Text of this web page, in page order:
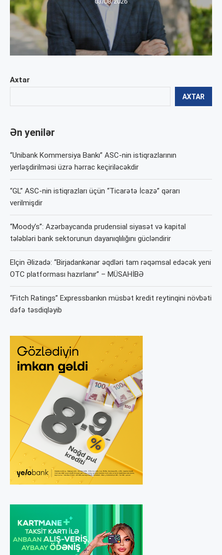
Axtar
AXTAR
Ən yenilər
“Unibank Kommersiya Bankı” ASC-nin istiqrazlarının
yerləşdirilməsi üzrə hərrac keçiriləcəkdir
“GL” ASC-nin istiqrazları üçün “Ticarətə İcazə” qərarı
verilmişdir
“Moody’s”: Azərbaycanda prudensial siyasət və kapital
tələbləri bank sektorunun dayanıqlılığını gücləndirir
Elçin Əlizadə: “Birjadankənar əqdləri tam rəqəmsal edəcək yeni
OTC platforması hazırlanır” – MÜSAHİBƏ
“Fitch Ratings” Expressbankın müsbət kredit reytinqini növbəti
dəfə təsdiqləyib